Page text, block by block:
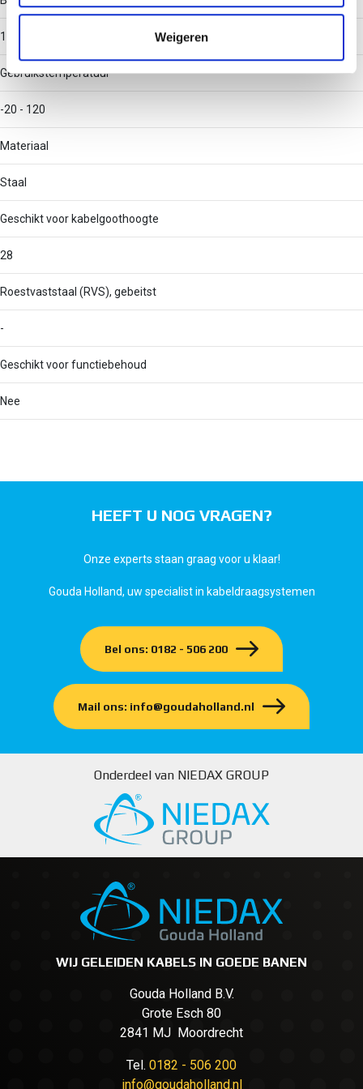
verzameld op basis van uw gebruik van hun services.
Weigeren
100
Gebruikstemperatuur
-20 - 120
Materiaal
Staal
Geschikt voor kabelgoothoogte
28
Roestvaststaal (RVS), gebeitst
-
Geschikt voor functiebehoud
Nee
HEEFT U NOG VRAGEN?
Onze experts staan graag voor u klaar!
Gouda Holland, uw specialist in kabeldraagsystemen
Bel ons: 0182 - 506 200
Mail ons: info@goudaholland.nl
Onderdeel van NIEDAX GROUP
WIJ GELEIDEN KABELS IN GOEDE BANEN
Gouda Holland B.V.
Grote Esch 80
2841 MJ Moordrecht
Tel. 0182 - 506 200
info@goudaholland.nl